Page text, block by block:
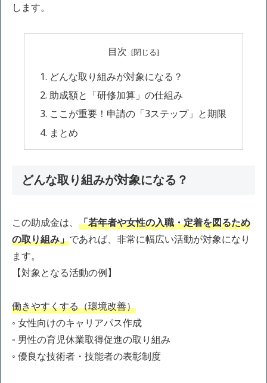
します。
目次
どんな取り組みが対象になる？
助成額と「研修加算」の仕組み
ここが重要！申請の「3ステップ」と期限
まとめ
どんな取り組みが対象になる？
この助成金は、 「若年者や女性の入職・定着を図るため
の取り組み」であれば、非常に幅広い活動が対象になり
ます。
【対象となる活動の例】
働きやすくする（環境改善）
◦ 女性向けのキャリアパス作成
◦ 男性の育児休業取得促進の取り組み
◦ 優良な技術者・技能者の表彰制度